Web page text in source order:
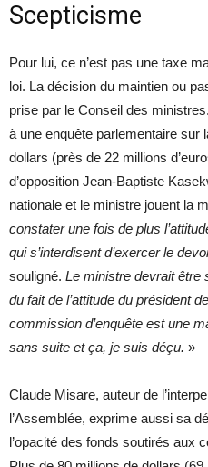
Scepticisme
Pour lui, ce n’est pas une taxe
loi. La décision du maintien ou
prise par le Conseil des
à une enquête parlementaire sur
dollars (près de 22 millions
d’opposition Jean-Baptiste
nationale et le ministre jouent la
constater une fois de plus
qui s’interdisent d’exercer le
souligné. Le ministre devrait être
du fait de l’attitude du président
commission d’enquête est une
sans suite et ça, je suis déçu. »
Claude Misare, auteur de
l’Assemblée, exprime aussi sa
l’opacité des fonds soutirés aux